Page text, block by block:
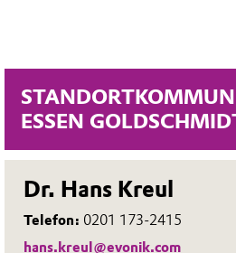
ESSEN
Dr. Hans Kreul
Telefon: 0201 173-2415
hans.kreul@evonik.com